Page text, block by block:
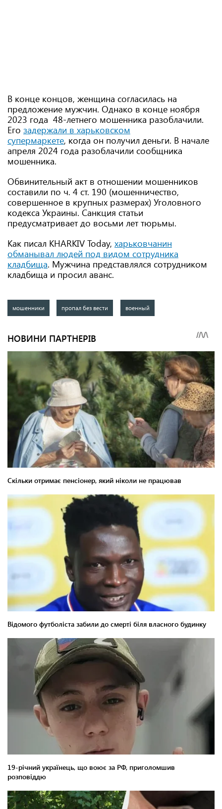
В конце концов, женщина согласилась на
предложение мужчин. Однако в конце ноября
2023 года 48-летнего мошенника разоблачили.
Его задержали в харьковском
супермаркете, когда он получил деньги. В начале
апреля 2024 года разоблачили сообщника
мошенника.
Обвинительный акт в отношении мошенников
составили по ч. 4 ст. 190 (мошенничество,
совершенное в крупных размерах) Уголовного
кодекса Украины. Санкция статьи
предусматривает до восьми лет тюрьмы.
Как писал KHARKIV Today, харьковчанин
обманывал людей под видом сотрудника
кладбища. Мужчина представлялся сотрудником
кладбища и просил аванс.
мошенники пропал без вести военный